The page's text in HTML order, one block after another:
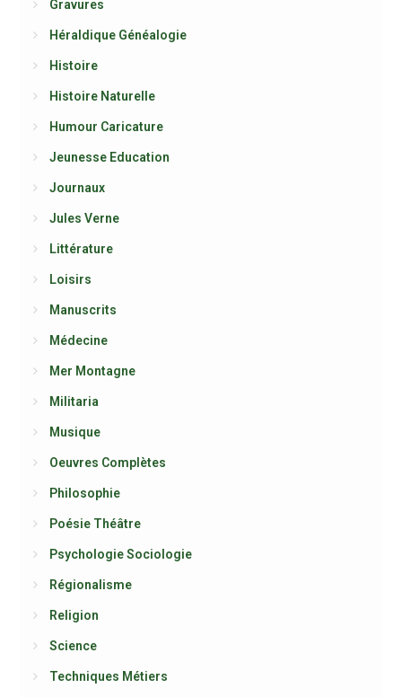
Gravures
Héraldique Généalogie
Histoire
Histoire Naturelle
Humour Caricature
Jeunesse Education
Journaux
Jules Verne
Littérature
Loisirs
Manuscrits
Médecine
Mer Montagne
Militaria
Musique
Oeuvres Complètes
Philosophie
Poésie Théâtre
Psychologie Sociologie
Régionalisme
Religion
Science
Techniques Métiers